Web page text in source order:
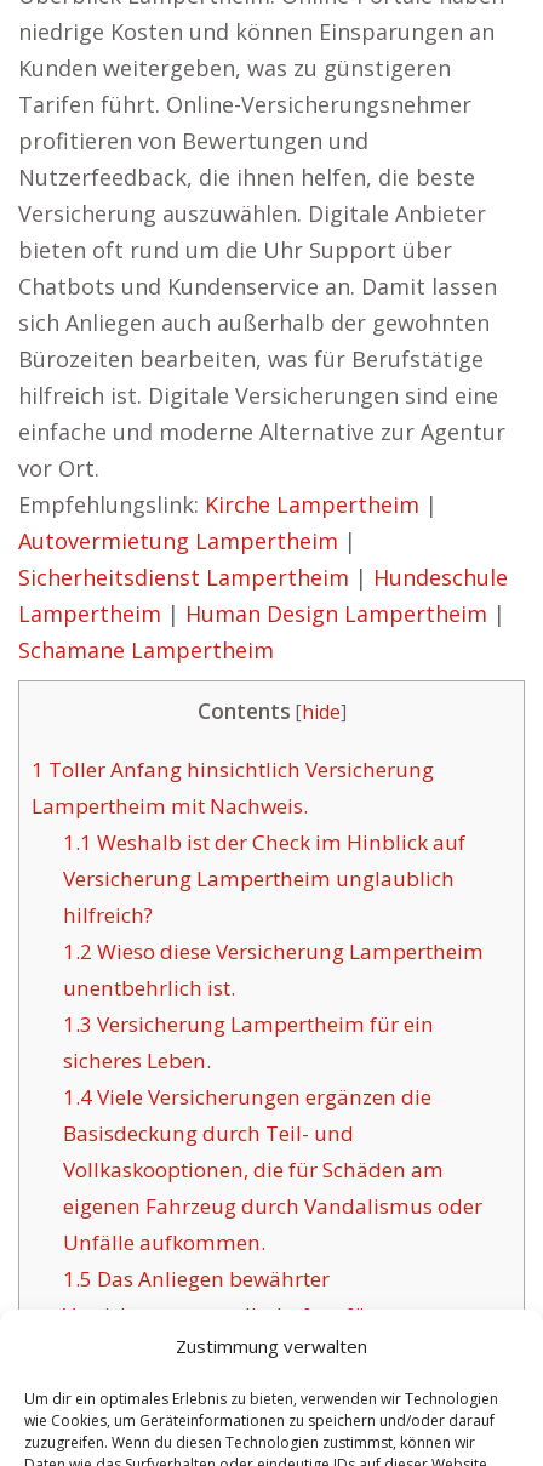
Zustimmung verwalten
Um dir ein optimales Erlebnis zu bieten, verwenden wir Technologien
wie Cookies, um Geräteinformationen zu speichern und/oder darauf
zuzugreifen. Wenn du diesen Technologien zustimmst, können wir
niedrige Kosten und können Einsparungen an
Kunden weitergeben, was zu günstigeren
Tarifen führt. Online-Versicherungsnehmer
profitieren von Bewertungen und
Nutzerfeedback, die ihnen helfen, die beste
Versicherung auszuwählen. Digitale Anbieter
bieten oft rund um die Uhr Support über
Chatbots und Kundenservice an. Damit lassen
sich Anliegen auch außerhalb der gewohnten
Bürozeiten bearbeiten, was für Berufstätige
hilfreich ist. Digitale Versicherungen sind eine
einfache und moderne Alternative zur Agentur
vor Ort.
Empfehlungslink: Kirche Lampertheim |
Autovermietung Lampertheim |
Sicherheitsdienst Lampertheim | Hundeschule
Lampertheim | Human Design Lampertheim |
Schamane Lampertheim
Contents [hide]
1 Toller Anfang hinsichtlich Versicherung
Lampertheim mit Nachweis.
1.1 Weshalb ist der Check im Hinblick auf
Versicherung Lampertheim unglaublich
hilfreich?
1.2 Wieso diese Versicherung Lampertheim
unentbehrlich ist.
1.3 Versicherung Lampertheim für ein
sicheres Leben.
1.4Viele Versicherungen ergänzen die
Basisdeckung durch Teil- und
Vollkaskooptionen, die für Schäden am
eigenen Fahrzeug durch Vandalismus oder
Unfälle aufkommen.
1.5 Das Anliegen bewährter
Versicherungsgesellschaften für
Lampertheim:
1.6
Vorteile dieser angebotenen Versicherung
in Lampertheim: